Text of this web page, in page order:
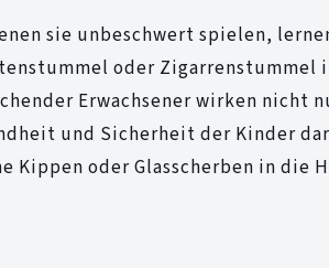
sie unbeschwert spielen,
oder Zigarrenstummel
Erwachsener wirken nicht
und Sicherheit der Kinder
Kippen oder Glasscherben in die